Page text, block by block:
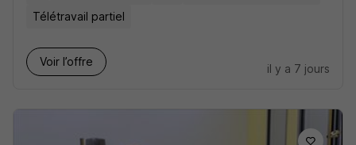
Télétravail partiel
Voir l’offre
il y a 7 jours